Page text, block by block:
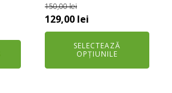
150,00lei
Prețul
inițial
129,00 lei
curent
este:
SELECTEAZĂ
OPȚIUNILE
pagina
produsului.